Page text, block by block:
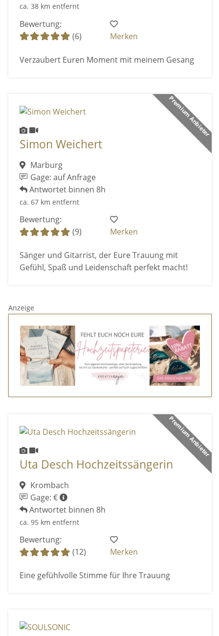
ca. 38 km entfernt
Bewertung:
(6)
Merken
Verzaubert Euren Moment mit meinem Gesang
Premium Anbieter
Simon Weichert
Marburg
Gage: auf Anfrage
Antwortet binnen 8h
ca. 67 km entfernt
Bewertung:
(9)
Merken
Sänger und Gitarrist, der Eure Trauung mit
Gefühl, Spaß und Leidenschaft perfekt macht!
Anzeige
Premium Anbieter
Uta Desch Hochzeitssängerin
Krombach
Gage: €
Antwortet binnen 8h
ca. 95 km entfernt
Bewertung:
(12)
Merken
Eine gefühlvolle Stimme für Ihre Trauung